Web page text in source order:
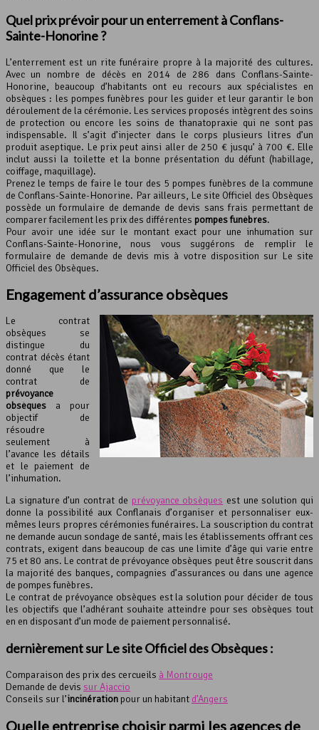
Quel prix prévoir pour un enterrement à Conflans-
Sainte-Honorine ?
L’enterrement est un rite funéraire propre à la majorité des cultures.
Avec un nombre de décès en 2014 de 286 dans Conflans-Sainte-
Honorine, beaucoup d’habitants ont eu recours aux spécialistes en
obsèques : les pompes funèbres pour les guider et leur garantir le bon
déroulement de la cérémonie. Les services proposés intègrent des soins
de protection ou encore les soins de thanatopraxie qui ne sont pas
indispensable. Il s’agit d’injecter dans le corps plusieurs litres d’un
produit aseptique. Le prix peut ainsi aller de 250 € jusqu’ à 700 €. Elle
inclut aussi la toilette et la bonne présentation du défunt (habillage,
coiffage, maquillage).
Prenez le temps de faire le tour des 5 pompes funèbres de la commune
de Conflans-Sainte-Honorine. Par ailleurs, Le site Officiel des Obsèques
possède un formulaire de demande de devis sans frais permettant de
comparer facilement les prix des différentes pompes funèbres.
Pour avoir une idée sur le montant exact pour une inhumation sur
Conflans-Sainte-Honorine, nous vous suggérons de remplir le
formulaire de demande de devis mis à votre disposition sur Le site
Officiel des Obsèques.
Engagement d’assurance obsèques
Le contrat
obsèques se
distingue du
contrat décès étant
donné que le
contrat de
prévoyance
obsèques a pour
objectif de
résoudre
seulement à
l’avance les détails
et le paiement de
l’inhumation.
La signature d’un contrat de prévoyance obsèques est une solution qui
donne la possibilité aux Conflanais d’organiser et personnaliser eux-
mêmes leurs propres cérémonies funéraires. La souscription du contrat
ne demande aucun sondage de santé, mais les établissements offrant ces
contrats, exigent dans beaucoup de cas une limite d’âge qui varie entre
75 et 80 ans. Le contrat de prévoyance obsèques peut être souscrit dans
la majorité des banques, compagnies d’assurances ou dans une agence
de pompes funèbres.
Le contrat de prévoyance obsèques est la solution pour décider de tous
les objectifs que l’adhérant souhaite atteindre pour ses obsèques tout
en en disposant d’un mode de paiement personnalisé.
dernièrement sur Le site Officiel des Obsèques :
Comparaison des prix des cercueils à Montrouge
Demande de devis sur Ajaccio
Conseils sur l’incinération pour un habitant d’Angers
Quelle entreprise choisir parmi les agences de